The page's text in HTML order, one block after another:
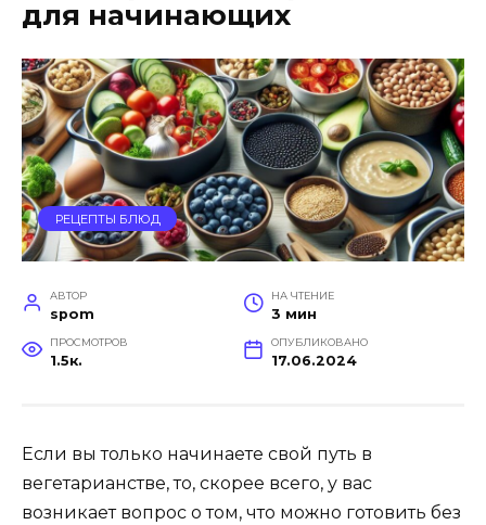
для начинающих
РЕЦЕПТЫ БЛЮД
АВТОР
spom
НА ЧТЕНИЕ
3 мин
ПРОСМОТРОВ
1.5к.
ОПУБЛИКОВАНО
17.06.2024
Если вы только начинаете свой путь в
вегетарианстве, то, скорее всего, у вас
возникает вопрос о том, что можно готовить без